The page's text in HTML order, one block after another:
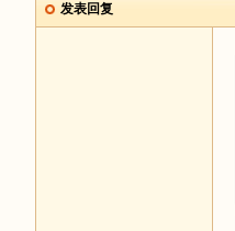
发表回复